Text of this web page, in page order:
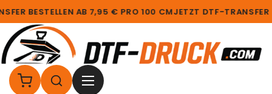
BESTELLEN AB 7,95 € PRO 100 CMJETZT DTF-TRANSFER